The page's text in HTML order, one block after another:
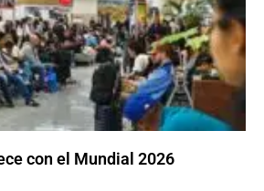
con el Mundial 2026